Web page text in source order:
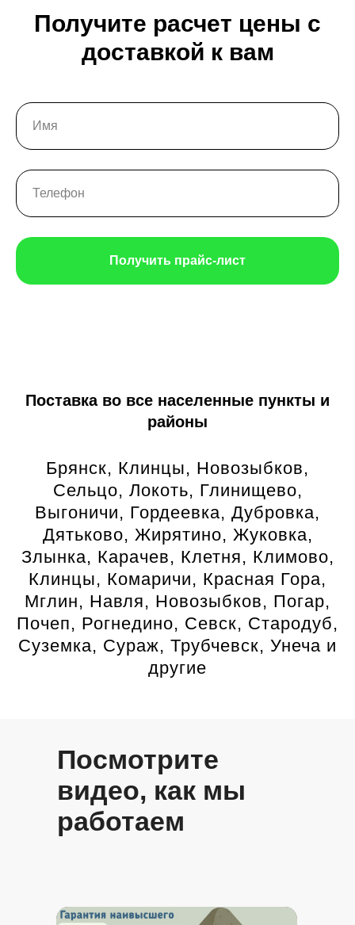
Получите расчет цены с
доставкой к вам
Получить прайс-лист
Поставка во все населенные пункты и
районы
Брянск, Клинцы, Новозыбков,
Сельцо, Локоть, Глинищево,
Выгоничи, Гордеевка, Дубровка,
Дятьково, Жирятино, Жуковка,
Злынка, Карачев, Клетня, Климово,
Клинцы, Комаричи, Красная Гора,
Мглин, Навля, Новозыбков, Погар,
Почеп, Рогнедино, Севск, Стародуб,
Суземка, Сураж, Трубчевск, Унеча и
другие
Посмотрите
видео, как мы
работаем